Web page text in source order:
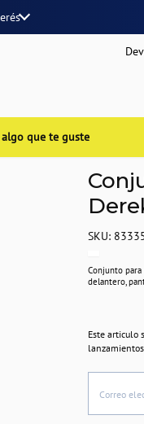
que te guste
SKU:
Conjunto
delantero,
Este articulo
Correo